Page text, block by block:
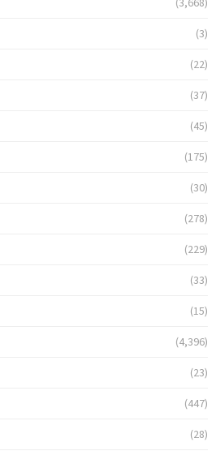
(3)
(22)
(37)
(45)
(175)
(30)
(278)
(229)
(33)
(15)
(4,396)
(23)
(447)
(28)